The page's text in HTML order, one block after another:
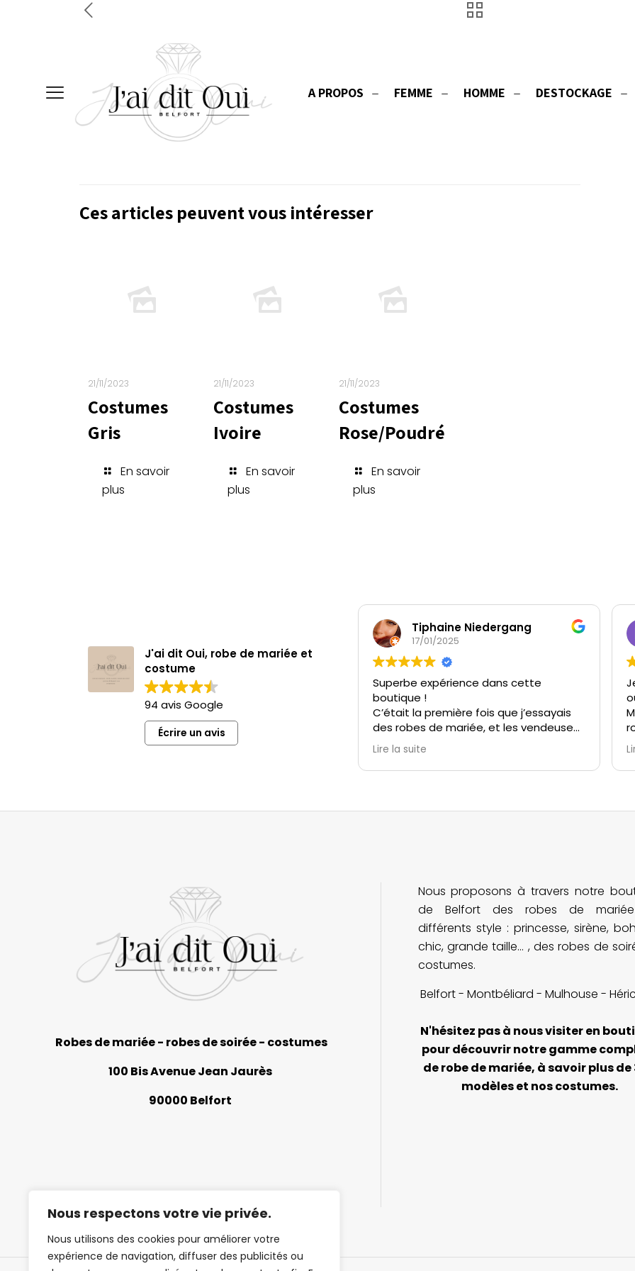
Nous respectons votre vie privée.
Nous utilisons des cookies pour améliorer votre
expérience de navigation, diffuser des publicités ou
A PROPOS FEMME HOMME DESTOCKAGE
Nos costumes Terracotta
Ces articles peuvent vous intéresser
21/11/2023
Costumes
Gris
En savoir
plus
21/11/2023
Costumes
Ivoire
En savoir
plus
21/11/2023
Costumes
Rose/Poudré
En savoir
plus
J'ai dit Oui, robe de mariée et
costume
94 avis Google
Écrire un avis
Tiphaine Niedergang
17/01/2025
Superbe expérience dans cette
boutique !
C’était la première fois que j’essayais
des robes de mariée, et les vendeuses
m’ont immédiatement mise à l’aise.
Elles ont été à l’écoute, très patientes,
et incroyablement attentionnées.
Je recommande cette adresse à
toutes les futures mariées !
Lire la suite
Robes de mariée - robes de soirée - costumes
100 Bis Avenue Jean Jaurès
90000 Belfort
Nous proposons à travers notre
de Belfort des robes de
différents style : princesse, sirène,
chic, grande taille... , des robes de
costumes.
Belfort - Montbéliard - Mulhouse -
N'hésitez pas à nous visiter en
pour découvrir notre gamme
de robe de mariée, à savoir plus de
modèles et nos costumes.